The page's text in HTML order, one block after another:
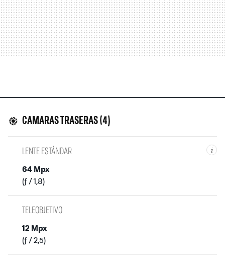
CAMARAS TRASERAS (4)
i
LENTE ESTÁNDAR
64 Mpx
(ƒ / 1,8)
TELEOBJETIVO
12 Mpx
(ƒ / 2,5)